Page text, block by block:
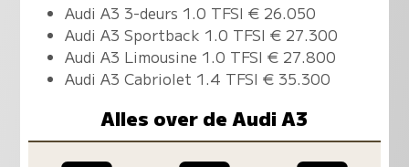
Audi A3 3-deurs 1.0 TFSI € 26.050
Audi A3 Sportback 1.0 TFSI € 27.300
Audi A3 Limousine 1.0 TFSI € 27.800
Audi A3 Cabriolet 1.4 TFSI € 35.300
Alles over de Audi A3